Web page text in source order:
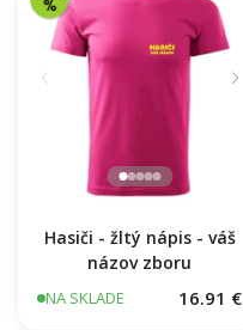
Hasiči - žltý nápis - váš
názov zboru
NA SKLADE 16.91 €